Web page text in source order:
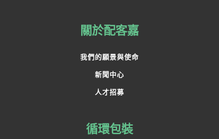
關於配客嘉
我們的願景與使命
新聞中心
人才招募
循環包裝